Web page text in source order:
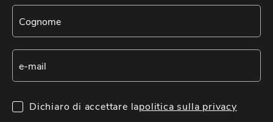
Dichiaro di accettare lapolitica sulla privacy